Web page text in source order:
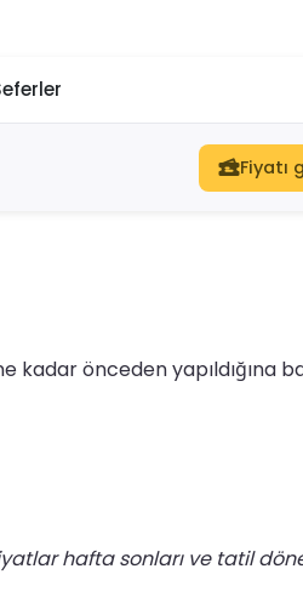
Fiyatı
önceden yapıldığına
hafta sonları ve tatil